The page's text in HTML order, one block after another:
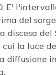
E'
del
discesa del
la luce
diffusione